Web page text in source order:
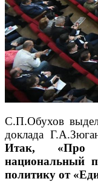
С.П.Обухов
доклада
Итак, «Про
национальный
политику от